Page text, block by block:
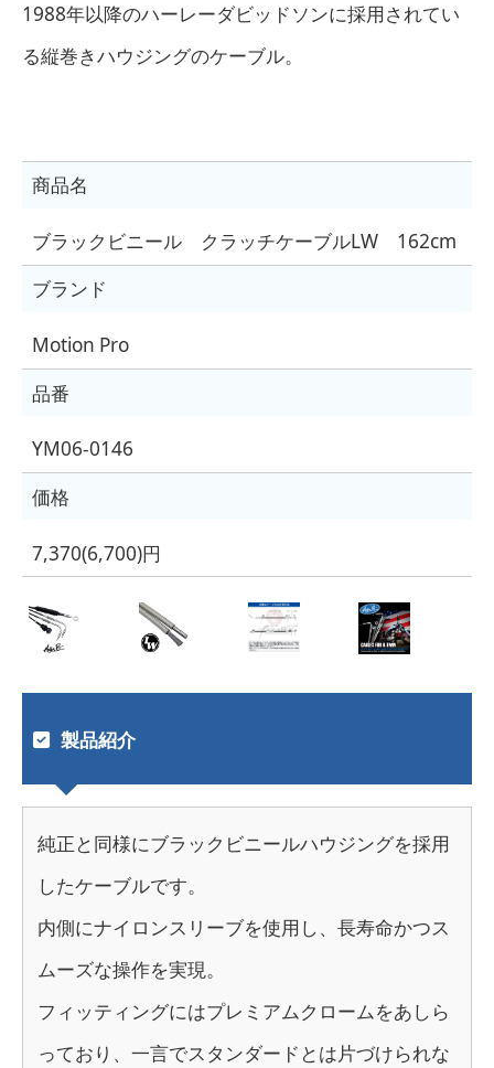
1988年以降のハーレーダビッドソンに採用されてい
る縦巻きハウジングのケーブル。
商品名
ブラックビニール クラッチケーブルLW 162cm
ブランド
Motion Pro
品番
YM06-0146
価格
7,370(6,700)円
製品紹介
純正と同様にブラックビニールハウジングを採用
したケーブルです。
内側にナイロンスリーブを使用し、長寿命かつス
ムーズな操作を実現。
フィッティングにはプレミアムクロームをあしら
っており、一言でスタンダードとは片づけられな